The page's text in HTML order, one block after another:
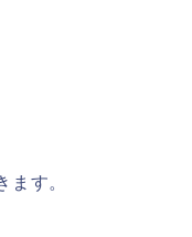
す。